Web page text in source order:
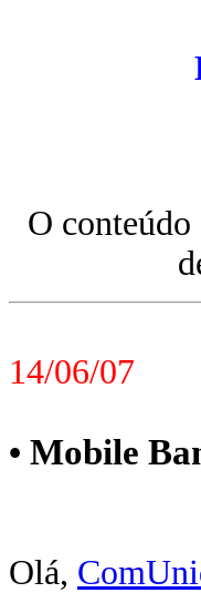
O
14/06/07
• Mobile
Olá,